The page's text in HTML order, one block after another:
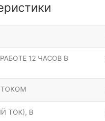
12 ЧАСОВ В
ТОКОМ
ТОК), В